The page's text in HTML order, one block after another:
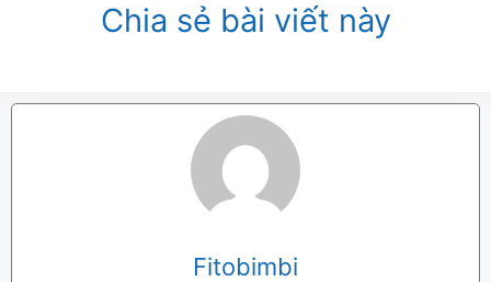
Chia sẻ bài viết này
Fitobimbi